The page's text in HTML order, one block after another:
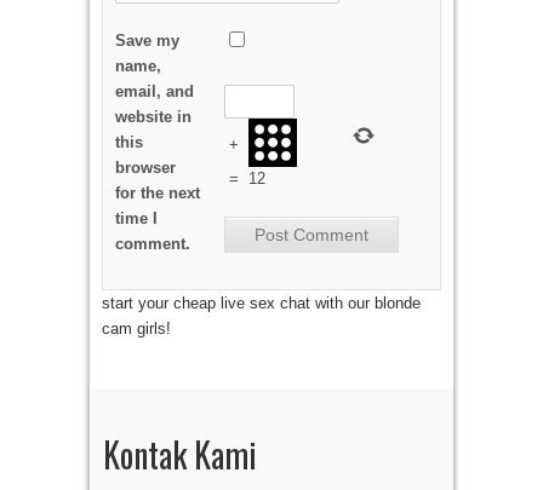
Save my
name,
email, and
website in
this
browser
for the next
time I
comment.
+
=
12
start your cheap live sex chat with our blonde
cam girls!
Kontak Kami